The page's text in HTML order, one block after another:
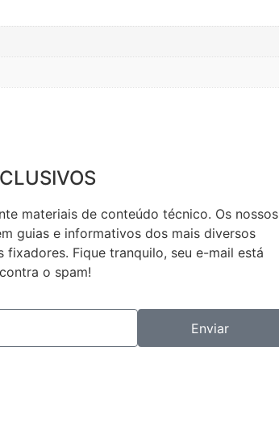
materiais de conteúdo técnico. Os nossos
guias e informativos dos mais diversos
fixadores. Fique tranquilo, seu e-mail está
o spam!
Enviar